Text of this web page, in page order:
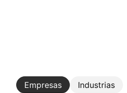
Empresas Industrias